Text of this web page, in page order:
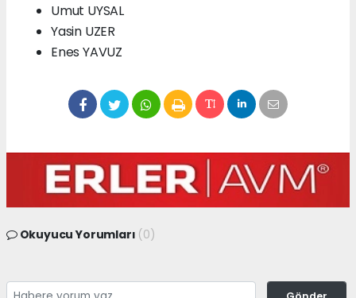
Umut UYSAL
Yasin UZER
Enes YAVUZ
Okuyucu Yorumları (0)